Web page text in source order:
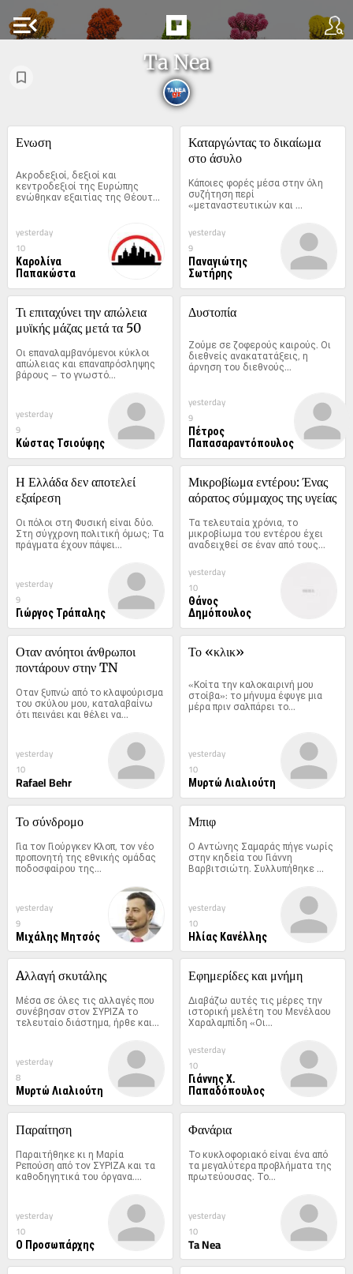
menu_open
Ta Nea
Ενωση
Ακροδεξιοί, δεξιοί και
κεντροδεξιοί της Ευρώπης
ενώθηκαν εξαιτίας της Θέουτα.
yesterday
10
Καρολίνα
Παπακώστα
Καταργώντας το δικαίωμα
στο άσυλο
Κάποιες φορές μέσα στην όλη
συζήτηση περί
«μεταναστευτικών και
προσφυγικών ροών»...
yesterday
9
Παναγιώτης
Σωτήρης
Τι επιταχύνει την απώλεια
μυϊκής μάζας μετά τα 50
Οι επαναλαμβανόμενοι κύκλοι
απώλειας και επαναπρόσληψης
βάρους – το γνωστό...
yesterday
9
Κώστας Τσιούφης
Δυστοπία
Ζούμε σε ζοφερούς καιρούς. Οι
διεθνείς ανακατατάξεις, η
άρνηση του διεθνούς...
yesterday
9
Πέτρος
Παπασαραντόπουλος
Η Ελλάδα δεν αποτελεί
εξαίρεση
Οι πόλοι στη Φυσική είναι δύο.
Στη σύγχρονη πολιτική όμως; Τα
πράγματα έχουν πάψει...
yesterday
9
Γιώργος Τράπαλης
Μικροβίωμα εντέρου: Ένας
αόρατος σύμμαχος της υγείας
Τα τελευταία χρόνια, το
μικροβίωμα του εντέρου έχει
αναδειχθεί σε έναν από τους...
yesterday
10
Θάνος
Δημόπουλος
Οταν ανόητοι άνθρωποι
ποντάρουν στην TN
Οταν ξυπνώ από το κλαψούρισμα
του σκύλου μου, καταλαβαίνω
ότι πεινάει και θέλει να...
yesterday
10
Rafael Behr
Το «κλικ»
«Κοίτα την καλοκαιρινή μου
στοίβα»: το μήνυμα έφυγε μια
μέρα πριν σαλπάρει το...
yesterday
10
Μυρτώ Λιαλιούτη
Το σύνδρομο
Για τον Γιούργκεν Κλοπ, τον νέο
προπονητή της εθνικής ομάδας
ποδοσφαίρου της...
yesterday
9
Μιχάλης Μητσός
Μπιφ
Ο Αντώνης Σαμαράς πήγε νωρίς
στην κηδεία του Γιάννη
Βαρβιτσιώτη. Συλλυπήθηκε
και...
yesterday
10
Ηλίας Κανέλλης
Aλλαγή σκυτάλης
Μέσα σε όλες τις αλλαγές που
συνέβησαν στον ΣΥΡΙΖΑ το
τελευταίο διάστημα, ήρθε και...
yesterday
8
Μυρτώ Λιαλιούτη
Εφημερίδες και μνήμη
Διαβάζω αυτές τις μέρες την
ιστορική μελέτη του Μενέλαου
Χαραλαμπίδη «Οι...
yesterday
10
Γιάννης Χ.
Παπαδόπουλος
Παραίτηση
Παραιτήθηκε κι η Μαρία
Ρεπούση από τον ΣΥΡΙΖΑ και τα
καθοδηγητικά του όργανα....
yesterday
10
Ο Προσωπάρχης
Φανάρια
Το κυκλοφοριακό είναι ένα από
τα μεγαλύτερα προβλήματα της
πρωτεύουσας. Το...
yesterday
10
Ta Nea